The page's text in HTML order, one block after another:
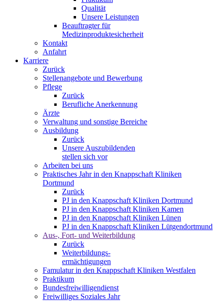
Qualität
Unsere Leistungen
Beauftragter für
Medizinproduktesicherheit
Kontakt
Anfahrt
Karriere
Zurück
Stellenangebote und Bewerbung
Pflege
Zurück
Berufliche Anerkennung
Ärzte
Verwaltung und sonstige Bereiche
Ausbildung
Zurück
Unsere Auszubildenden
stellen sich vor
Arbeiten bei uns
Praktisches Jahr in den Knappschaft Kliniken
Dortmund
Zurück
PJ in den Knappschaft Kliniken Dortmund
PJ in den Knappschaft Kliniken Kamen
PJ in den Knappschaft Kliniken Lünen
PJ in den Knappschaft Kliniken Lütgendortmund
Aus-, Fort- und Weiterbildung
Zurück
Weiterbildungs-
ermächtigungen
Famulatur in den Knappschaft Kliniken Westfalen
Praktikum
Bundesfreiwilligendienst
Freiwilliges Soziales Jahr